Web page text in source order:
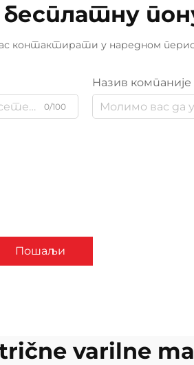
контактирати у наредном
0/100
Назив компаније
Пошаљи
varilne